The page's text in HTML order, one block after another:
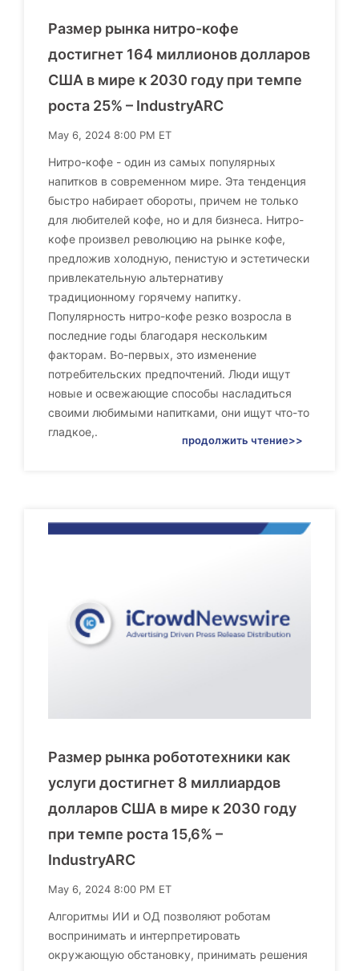
Размер рынка нитро-кофе
достигнет 164 миллионов долларов
США в мире к 2030 году при темпе
роста 25% – IndustryARC
May 6, 2024 8:00 PM ET
Нитро-кофе - один из самых популярных
напитков в современном мире. Эта тенденция
быстро набирает обороты, причем не только
для любителей кофе, но и для бизнеса. Нитро-
кофе произвел революцию на рынке кофе,
предложив холодную, пенистую и эстетически
привлекательную альтернативу
традиционному горячему напитку.
Популярность нитро-кофе резко возросла в
последние годы благодаря нескольким
факторам. Во-первых, это изменение
потребительских предпочтений. Люди ищут
новые и освежающие способы насладиться
своими любимыми напитками, они ищут что-то
гладкое,.
продолжить чтение>>
Размер рынка робототехники как
услуги достигнет 8 миллиардов
долларов США в мире к 2030 году
при темпе роста 15,6% –
IndustryARC
May 6, 2024 8:00 PM ET
Алгоритмы ИИ и ОД позволяют роботам
воспринимать и интерпретировать
окружающую обстановку, принимать решения